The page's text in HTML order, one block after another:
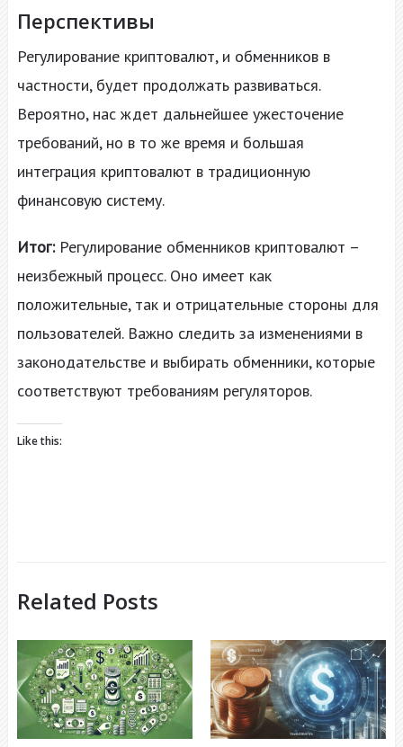
Перспективы
Регулирование криптовалют, и обменников в
частности, будет продолжать развиваться.
Вероятно, нас ждет дальнейшее ужесточение
требований, но в то же время и большая
интеграция криптовалют в традиционную
финансовую систему.
Итог:Регулирование обменников криптовалют –
неизбежный процесс. Оно имеет как
положительные, так и отрицательные стороны для
пользователей. Важно следить за изменениями в
законодательстве и выбирать обменники, которые
соответствуют требованиям регуляторов.
Like this:
Related Posts